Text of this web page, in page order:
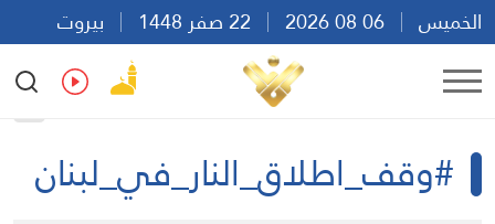
الخميس
بيروت
23:15
Ar
#وقف_اطلاق_النار_في_لبنان